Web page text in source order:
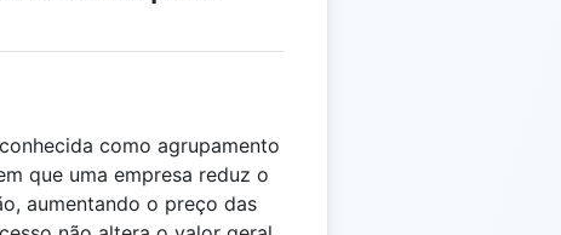
como agrupamento
que uma empresa reduz o
aumentando o preço das